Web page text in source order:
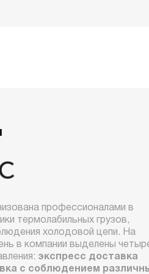
профессионалами в
термолабильных грузов,
холодовой цепи. На
в компании выделены
экспресс доставка
с соблюдением